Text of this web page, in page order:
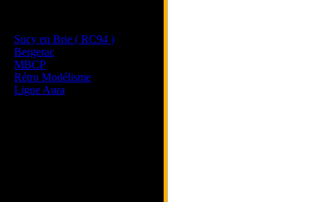
Sucy en Brie ( RC94 )
Bergerac
MBCP
Rétro Modélisme
Ligue Aura